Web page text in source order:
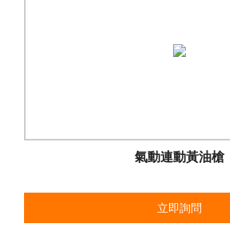
氣動連動黃油槍
立即詢問